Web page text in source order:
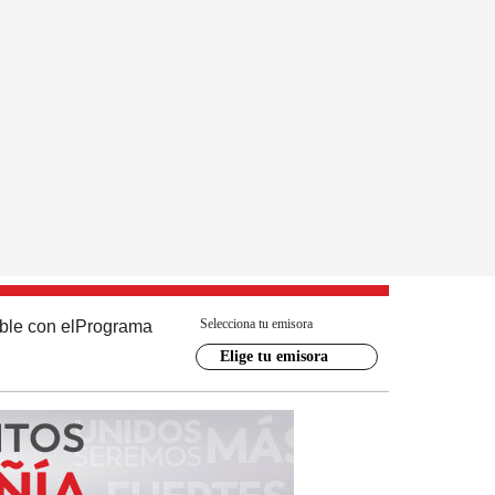
con el Programa Selecciona tu emisora
Elige tu emisora